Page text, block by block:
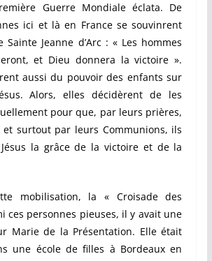
Guerre Mondiale éclata. De
ici et là en France se souvinrent
Jeanne d’Arc : « Les hommes
et Dieu donnera la victoire ».
aussi du pouvoir des enfants sur
Alors, elles décidèrent de les
pour que, par leurs prières,
et surtout par leurs Communions, ils
la grâce de la victoire et de la
mobilisation, la « Croisade des
ces personnes pieuses, il y avait une
Marie de la Présentation. Elle était
une école de filles à Bordeaux en